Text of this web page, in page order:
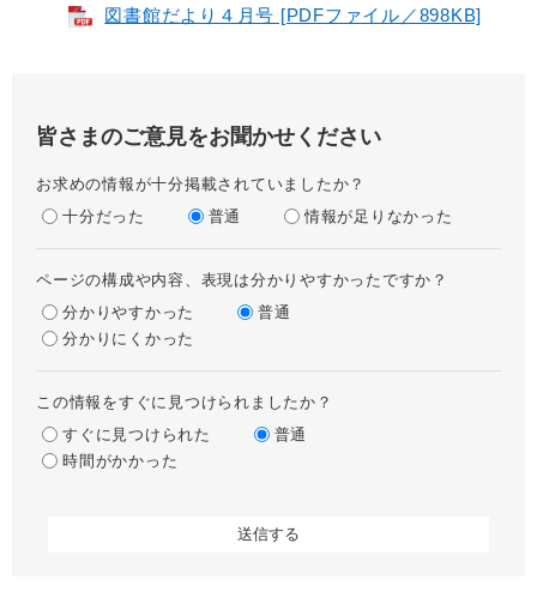
図書館だより４月号 [PDFファイル／898KB]
皆さまのご意見をお聞かせください
お求めの情報が十分掲載されていましたか？
十分だった
普通 情報が足りなかった
ページの構成や内容、表現は分かりやすかったですか？
分かりやすかった
普通
分かりにくかった
この情報をすぐに見つけられましたか？
すぐに見つけられた
普通
時間がかかった